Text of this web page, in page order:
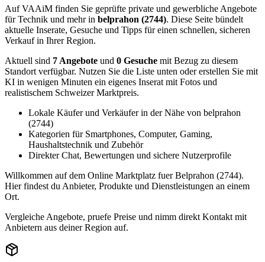
Auf VAAiM finden Sie geprüfte private und gewerbliche Angebote
für Technik und mehr in belprahon (2744). Diese Seite bündelt
aktuelle Inserate, Gesuche und Tipps für einen schnellen, sicheren
Verkauf in Ihrer Region.
Aktuell sind 7 Angebote und 0 Gesuche mit Bezug zu diesem
Standort verfügbar. Nutzen Sie die Liste unten oder erstellen Sie mit
KI in wenigen Minuten ein eigenes Inserat mit Fotos und
realistischem Schweizer Marktpreis.
Lokale Käufer und Verkäufer in der Nähe von belprahon
(2744)
Kategorien für Smartphones, Computer, Gaming,
Haushaltstechnik und Zubehör
Direkter Chat, Bewertungen und sichere Nutzerprofile
Willkommen auf dem Online Marktplatz fuer Belprahon (2744).
Hier findest du Anbieter, Produkte und Dienstleistungen an einem
Ort.
Vergleiche Angebote, pruefe Preise und nimm direkt Kontakt mit
Anbietern aus deiner Region auf.